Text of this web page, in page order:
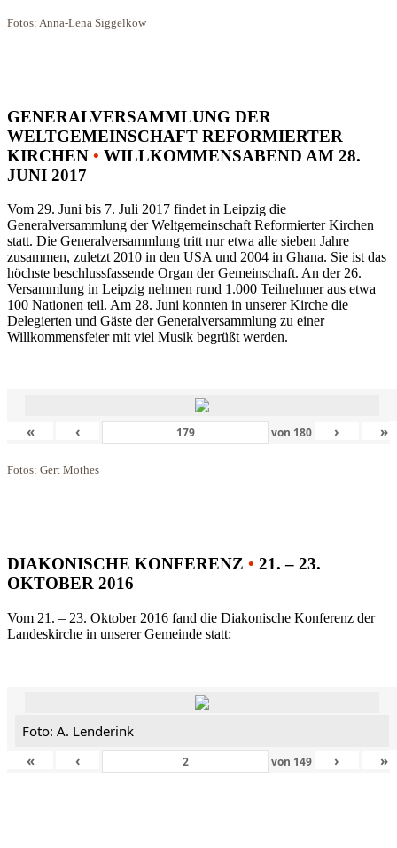
Fotos: Anna-Lena Siggelkow
GENERALVERSAMMLUNG DER
WELTGEMEINSCHAFT REFORMIERTER
KIRCHEN • WILLKOMMENSABEND AM 28.
JUNI 2017
Vom 29. Juni bis 7. Juli 2017 findet in Leipzig die
Generalversammlung der Weltgemeinschaft Reformierter Kirchen
statt. Die Generalversammlung tritt nur etwa alle sieben Jahre
zusammen, zuletzt 2010 in den USA und 2004 in Ghana. Sie ist das
höchste beschlussfassende Organ der Gemeinschaft. An der 26.
Versammlung in Leipzig nehmen rund 1.000 Teilnehmer aus etwa
100 Nationen teil. Am 28. Juni konnten in unserer Kirche die
Delegierten und Gäste der Generalversammlung zu einer
Willkommensfeier mit viel Musik begrüßt werden.
« ‹ von 180 › »
Fotos: Gert Mothes
DIAKONISCHE KONFERENZ • 21. – 23.
OKTOBER 2016
Vom 21. – 23. Oktober 2016 fand die Diakonische Konferenz der
Landeskirche in unserer Gemeinde statt:
Foto: A. Lenderink
«
‹ von 149 › »